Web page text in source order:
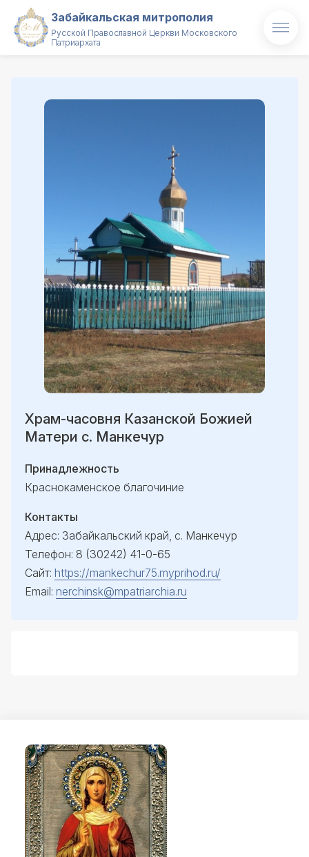
Забайкальская митрополия
Русской Православной Церкви Московского
Патриархата
Святые и святыни
Контакты
Храм-часовня Казанской Божией
Матери с. Манкечур
Принадлежность
Краснокаменское благочиние
Контакты
Адрес: Забайкальский край, с. Манкечур
Телефон: 8 (30242) 41-0-65
Сайт: https://mankechur75.myprihod.ru/
Email: nerchinsk@mpatriarchia.ru